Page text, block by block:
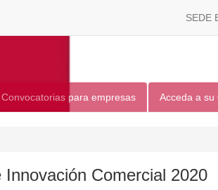
SEDE
Convocatorias para empresas Acceda a su
Comercial 2020